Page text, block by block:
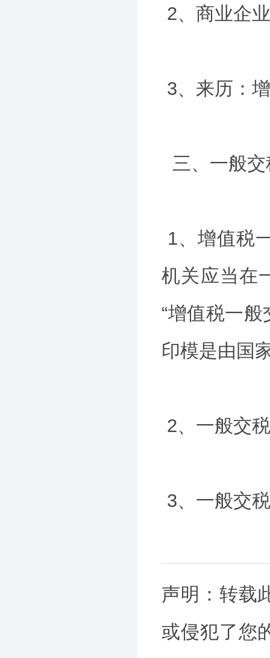
2、商业企
3、来历：
三、一般
1、增值税
机关应当在
“增值税一
印模是由国
2、一般交
3、一般交
声明：转载
或侵犯了您